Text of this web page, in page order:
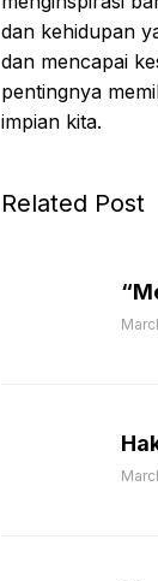
dan kehidupan
dan mencapai
pentingnya
impian kita.
Related Post